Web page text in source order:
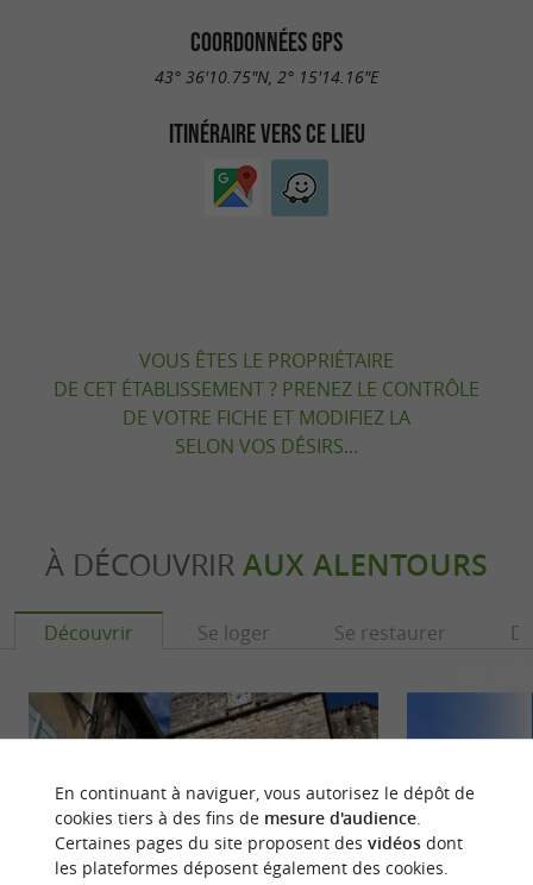
COORDONNÉES GPS
43° 36'10.75"N, 2° 15'14.16"E
ITINÉRAIRE VERS CE LIEU
VOUS ÊTES LE PROPRIÉTAIRE
DE CET ÉTABLISSEMENT ? PRENEZ LE CONTRÔLE
DE VOTRE FICHE ET MODIFIEZ LA
SELON VOS DÉSIRS...
À DÉCOUVRIR AUX ALENTOURS
Découvrir Se loger Se restaurer
En continuant à naviguer, vous autorisez le dépôt de
cookies tiers à des fins de mesure d'audience.
Certaines pages du site proposent des vidéosdont
les plateformes déposent également des cookies.